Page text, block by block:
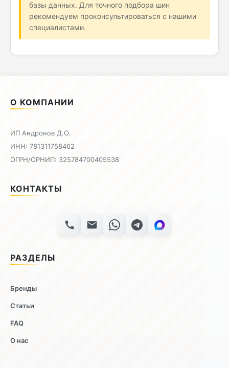
базы данных. Для точного подбора шин
рекомендуем проконсультироваться с нашими
специалистами.
О КОМПАНИИ
ИП Андронов Д.О.
ИНН: 781311758462
ОГРН/ОРНИП: 325784700405538
КОНТАКТЫ
РАЗДЕЛЫ
Бренды
Статьи
FAQ
О нас